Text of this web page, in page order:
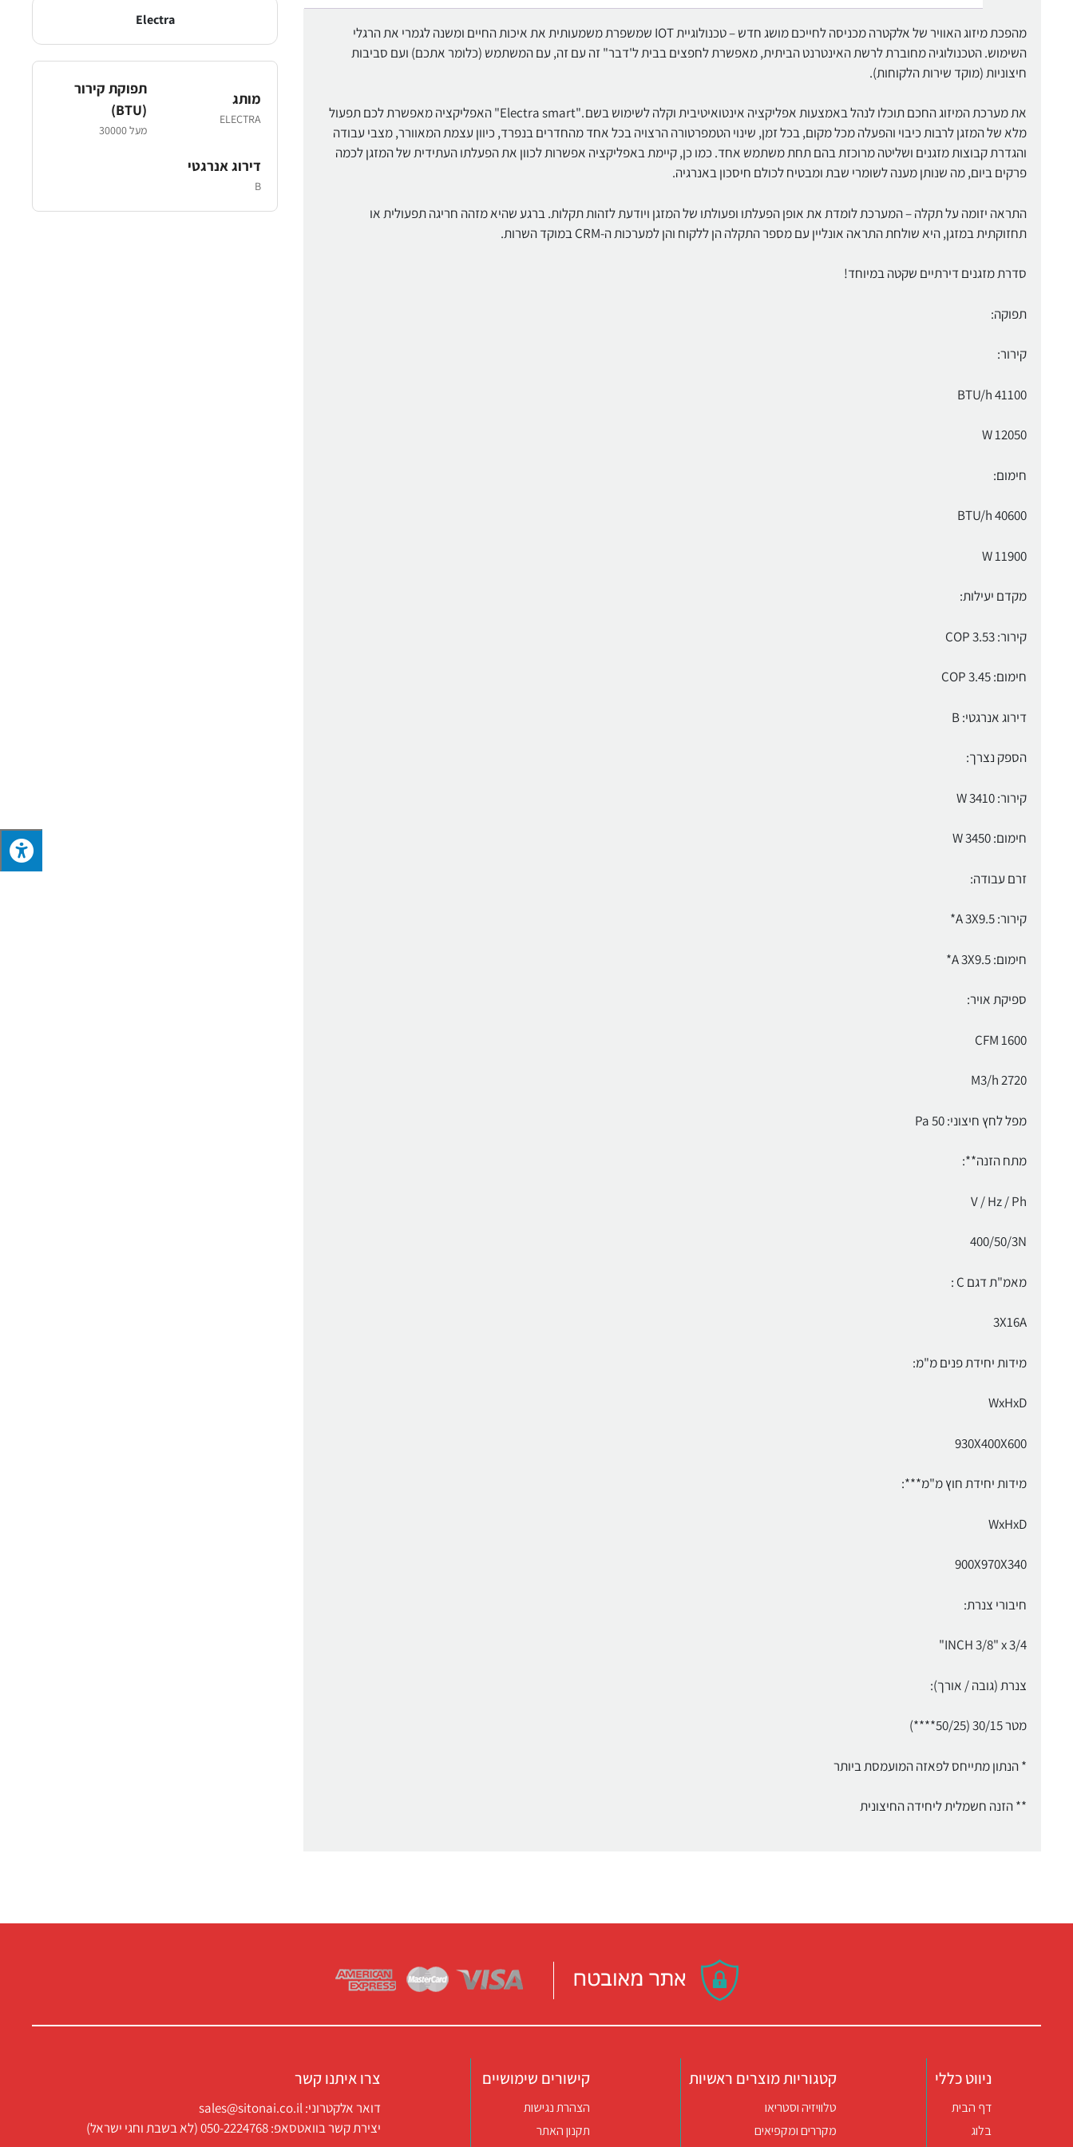
מהפכת מיזוג האוויר של אלקטרה מכניסה לחייכם מושג חדש – טכנולוגיית IOT שמשפרת משמעותית את איכות החיים ומשנה לגמרי את הרגלי
השימוש. הטכנולוגיה מחוברת לרשת האינטרנט הביתית, מאפשרת לחפצים בבית ל'דבר" זה עם זה, עם המשתמש (כלומר אתכם) ועם סביבות
חיצוניות (מוקד שירות הלקוחות).
את מערכת המיזוג החכם תוכלו לנהל באמצעות אפליקציה אינטואיטיבית וקלה לשימוש בשם ."Electra smart" האפליקציה מאפשרת לכם תפעול
מלא של המזגן לרבות כיבוי והפעלה מכל מקום, בכל זמן, שינוי הטמפרטורה הרצויה בכל אחד מהחדרים בנפרד, כיוון עצמת המאוורר, מצבי עבודה
והגדרת קבוצות מזגנים ושליטה מרוכזת בהם תחת משתמש אחד. כמו כן, קיימת באפליקציה אפשרות לכוון את הפעלתו העתידית של המזגן לכמה
פרקים ביום, מה שנותן מענה לשומרי שבת ומבטיח לכולם חיסכון באנרגיה.
התראה יזומה על תקלה – המערכת לומדת את אופן הפעלתו ופעולתו של המזגן ויודעת לזהות תקלות. ברגע שהיא מזהה חריגה תפעולית או
תחזוקתית במזגן, היא שולחת התראה אונליין עם מספר התקלה הן ללקוח והן למערכות ה-CRM במוקד השרות.
סדרת מזגנים דירתיים שקטה במיוחד!
תפוקה:
קירור:
41100 BTU/h
12050 W
חימום:
40600 BTU/h
11900 W
מקדם יעילות:
קירור: 3.53 COP
חימום: 3.45 COP
דירוג אנרגטי: B
הספק נצרך:
קירור: 3410 W
חימום: 3450 W
זרם עבודה:
קירור: A 3X9.5*
חימום: A 3X9.5*
ספיקת אויר:
1600 CFM
2720 M3/h
מפל לחץ חיצוני: 50 Pa
מתח הזנה**:
V / Hz / Ph
400/50/3N
מאמ"ת דגם C :
3X16A
מידות יחידת פנים מ"מ:
WxHxD
930X400X600
מידות יחידת חוץ מ"מ***:
WxHxD
900X970X340
חיבורי צנרת:
INCH 3/8" x 3/4"
צנרת (גובה / אורך):
מטר 30/15 (50/25****)
* הנתון מתייחס לפאזה המועמסת ביותר
** הזנה חשמלית ליחידה החיצונית
Electra
מותג
ELECTRA
תפוקת קירור
(BTU)
מעל 30000
דירוג אנרגטי
B
ניווט כללי
דף הבית
בלוג
קטגוריות מוצרים ראשיות
טלוויזיה וסטריאו
מקררים ומקפיאים
קישורים שימושיים
הצהרת נגישות
תקנון האתר
צרו איתנו קשר
דואר אלקטרוני: sales@sitonai.co.il
יצירת קשר בוואטסאפ: 050-2224768 (לא בשבת וחגי ישראל)